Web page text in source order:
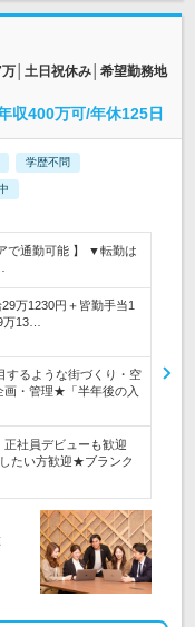
│土日祝休み│希望勤務地
収400万可/年休125日
学歴不問
で通勤可能 】 ▼転勤は
万1230円＋皆勤手当1
13…
するような街づくり・空
画・管理★「半年後の入
正社員デビューも歓迎
たい方歓迎★ブランク